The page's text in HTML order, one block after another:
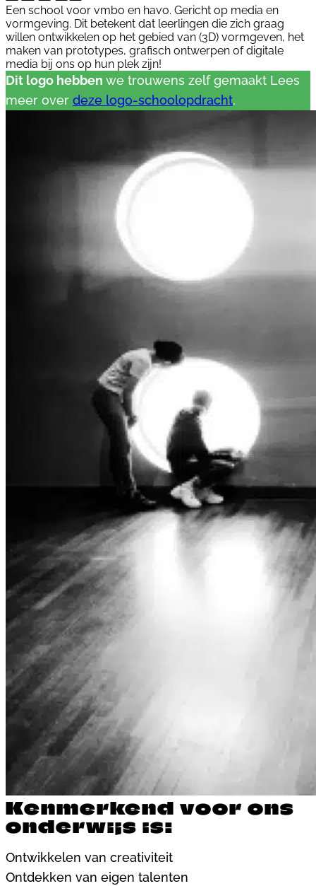
Een school voor vmbo en havo. Gericht op media en
vormgeving. Dit betekent dat leerlingen die zich graag
willen ontwikkelen op het gebied van (3D) vormgeven, het
maken van prototypes, grafisch ontwerpen of digitale
media bij ons op hun plek zijn!
Dit logo hebben we trouwens zelf gemaakt Lees
meer over deze logo-schoolopdracht.
Kenmerkend voor ons
onderwijs is:
Ontwikkelen van creativiteit
Ontdekken van eigen talenten